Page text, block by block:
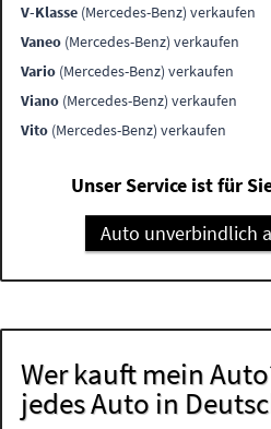
V-Klasse (Mercedes-Benz) verkaufen
Vaneo (Mercedes-Benz) verkaufen
Vario (Mercedes-Benz) verkaufen
Viano (Mercedes-Benz) verkaufen
Vito (Mercedes-Benz) verkaufen
Unser Service ist für
Auto unverbindlich
Wer kauft mein
jedes Auto in